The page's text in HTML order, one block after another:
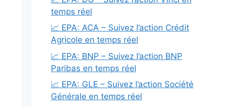
temps réel
📈 EPA: ACA – Suivez l’action Crédit
Agricole en temps réel
📈 EPA: BNP – Suivez l’action BNP
Paribas en temps réel
📈 EPA: GLE – Suivez l’action Société
Générale en temps réel